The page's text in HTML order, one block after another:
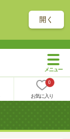
開く
0
お気に入り